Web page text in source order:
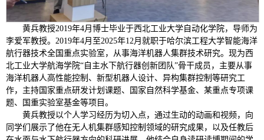
黄兵教授2019年4月博士毕业于西北工业大学自动化学院，导师为
李爱军教授。2019年4月至2025年12月就职于哈尔滨工程大学智能海洋
航行器技术全国重点实验室，从事海洋机器人集群技术研究。现为西
北工业大学航海学院“自主水下航行器创新团队”骨干成员，主要从事
海洋机器人高性能控制、新型机器人设计、异构集群控制等研究工
作，主持国家重点研发计划课题、国家自然科学基金、某重点专项课
题、国重实验室基金等项目。
黄兵教授以个人学习经历为切入点，通过生动的动画和视频，向
同学们展示了他在无人机集群感知控制领域的研究成果，以及任教后